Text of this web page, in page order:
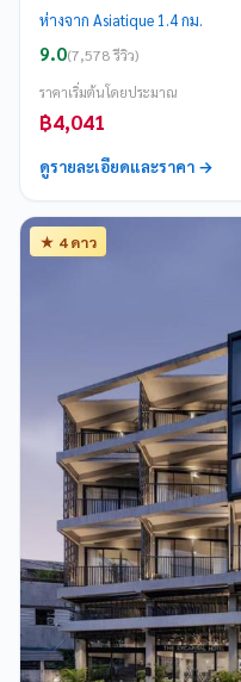
ห่างจาก Asiatique 1.4 กม.
9.0(7,578 รีวิว)
ราคาเริ่มต้นโดยประมาณ
฿4,041
ดูรายละเอียดและราคา →
★ 4 ดาว